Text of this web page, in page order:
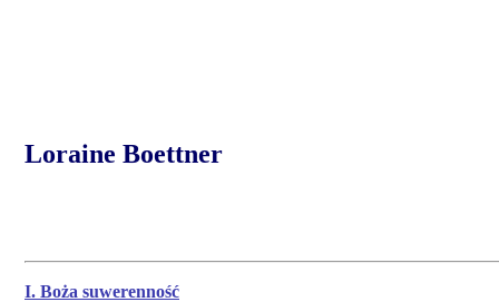
Loraine Boettner
I. Boża suwerenność